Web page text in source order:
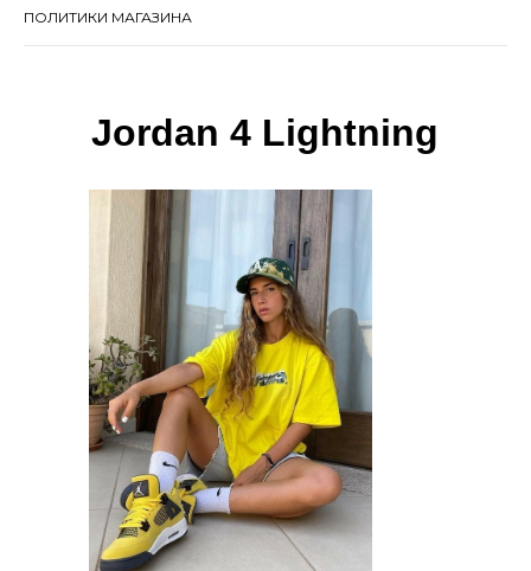
ПОЛИТИКИ МАГАЗИНА
Jordan 4 Lightning